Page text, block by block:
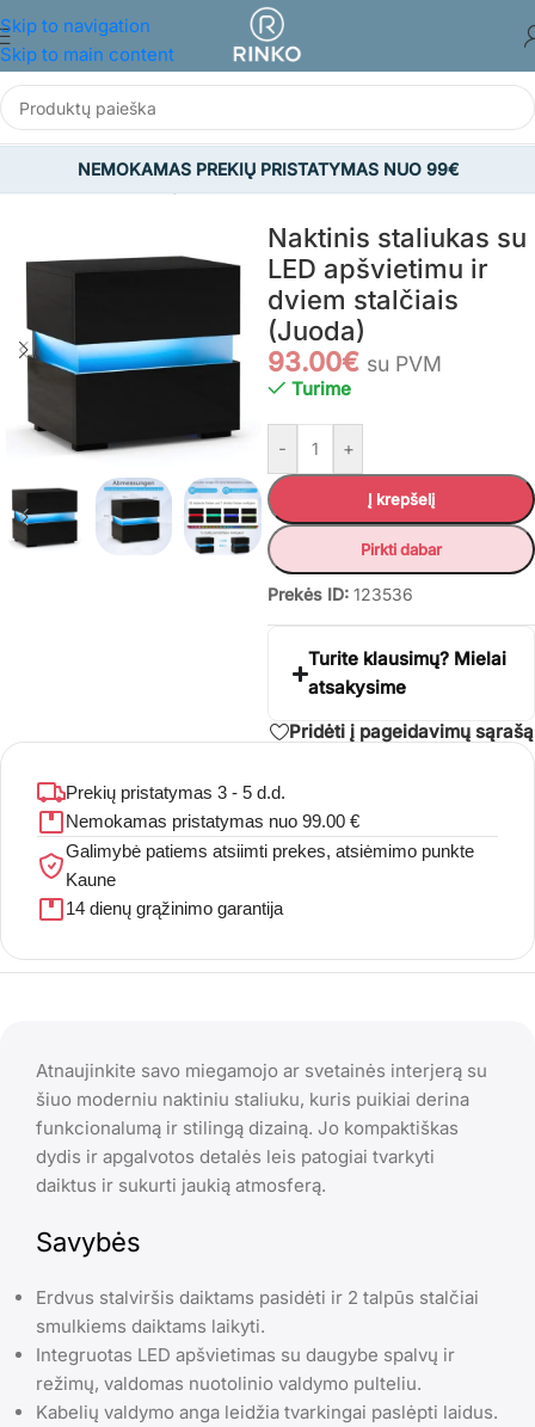
Skip to navigation
Skip to main content
NEMOKAMAS PREKIŲ PRISTATYMAS NUO 99€
BALDAI/Miegamojo baldai/Naktiniai staliukai
Naktinis staliukas su
LED apšvietimu ir
dviem stalčiais
(Juoda)
93.00€ su PVM
Turime
- +
Į krepšelį
Pirkti dabar
Prekės ID: 123536
Turite klausimų? Mielai
atsakysime
Pridėti į pageidavimų sąrašą
Prekių pristatymas 3 - 5 d.d.
Nemokamas pristatymas nuo 99.00 €
Galimybė patiems atsiimti prekes, atsiėmimo punkte
Kaune
14 dienų grąžinimo garantija
Atnaujinkite savo miegamojo ar svetainės interjerą su
šiuo moderniu naktiniu staliuku, kuris puikiai derina
funkcionalumą ir stilingą dizainą. Jo kompaktiškas
dydis ir apgalvotos detalės leis patogiai tvarkyti
daiktus ir sukurti jaukią atmosferą.
Savybės
Erdvus stalviršis daiktams pasidėti ir 2 talpūs stalčiai
smulkiems daiktams laikyti.
Integruotas LED apšvietimas su daugybe spalvų ir
režimų, valdomas nuotolinio valdymo pulteliu.
Kabelių valdymo anga leidžia tvarkingai paslėpti laidus.